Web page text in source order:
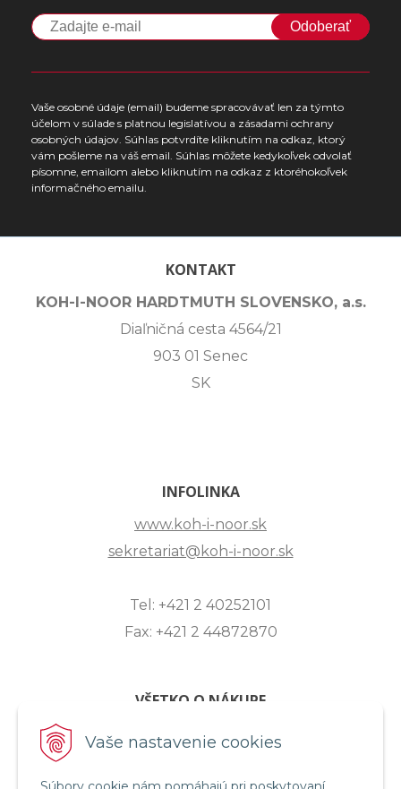
Vaše nastavenie cookies
Odoberať
Vaše osobné údaje (email) budeme spracovávať len za týmto
účelom v súlade s platnou legislatívou a zásadami ochrany
osobných údajov. Súhlas potvrdíte kliknutím na odkaz, ktorý
vám pošleme na váš email. Súhlas môžete kedykoľvek odvolať
písomne, emailom alebo kliknutím na odkaz z ktoréhokoľvek
informačného emailu.
KONTAKT
KOH-I-NOOR HARDTMUTH SLOVENSKO, a.s.
Diaľničná cesta 4564/21
903 01 Senec
SK
INFOLINKA
www.koh-i-noor.sk
sekretariat@koh-i-noor.sk
Tel: +421 2 40252101
Fax: +421 2 44872870
VŠETKO O NÁKUPE
ZASLANIE OTÁZKY